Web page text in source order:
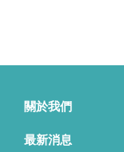
關於我們
最新消息